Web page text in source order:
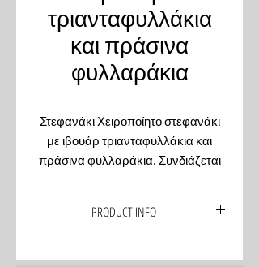
τριανταφυλλάκια
και πράσινα
φυλλαράκια
Στεφανάκι Χειροποίητο στεφανάκι
με ιβουάρ τριανταφυλλάκια και
πράσινα φυλλαράκια. Συνδιάζεται
PRODUCT INFO
Στεφανάκι με χειροποίητες μαργαρίτες